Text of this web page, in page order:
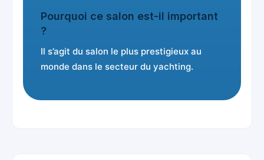
Pourquoi ce salon est-il important
?
Il s’agit du salon le plus prestigieux au
monde dans le secteur du yachting.